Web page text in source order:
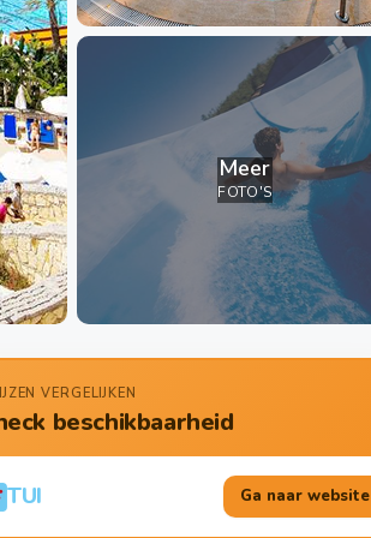
Meer
FOTO'S
VERGELIJKEN
beschikbaarheid
TUI Ga naar website